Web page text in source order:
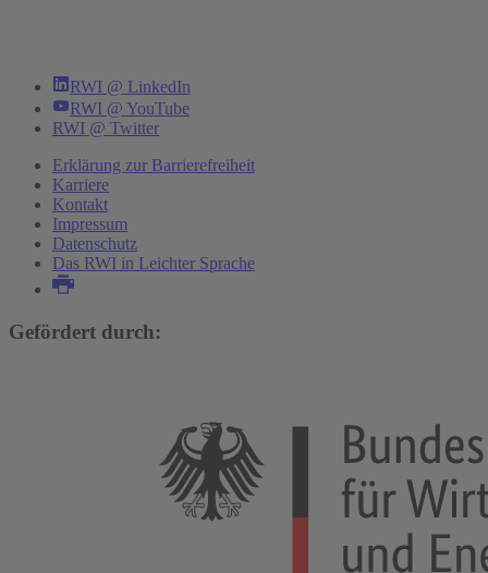
RWI @ LinkedIn
RWI @ YouTube
RWI @ Twitter
Erklärung zur Barrierefreiheit
Karriere
Kontakt
Impressum
Datenschutz
Das RWI in Leichter Sprache
Gefördert durch: